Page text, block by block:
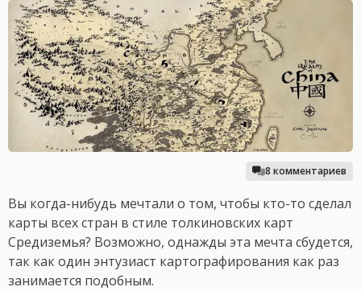
8 комментариев
Вы когда-нибудь мечтали о том, чтобы кто-то сделал
карты всех стран в стиле толкиновских карт
Средиземья? Возможно, однажды эта мечта сбудется,
так как один энтузиаст картографирования как раз
занимается подобным.